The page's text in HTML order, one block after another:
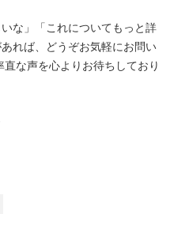
な」「これについてもっと詳
れば、どうぞお気軽にお問い
な声を心よりお待ちしており